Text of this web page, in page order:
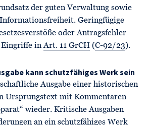
der guten Verwaltung sowie
Geringfügige
oder Antragsfehler
Eingriffe inArt. 11 GrCH (C-92/23).
kann schutzfähiges Werk sein
Ausgabe einer historischen
Ursprungstext mit Kommentaren
wieder. Kritische Ausgaben
an ein schutzfähiges Werk